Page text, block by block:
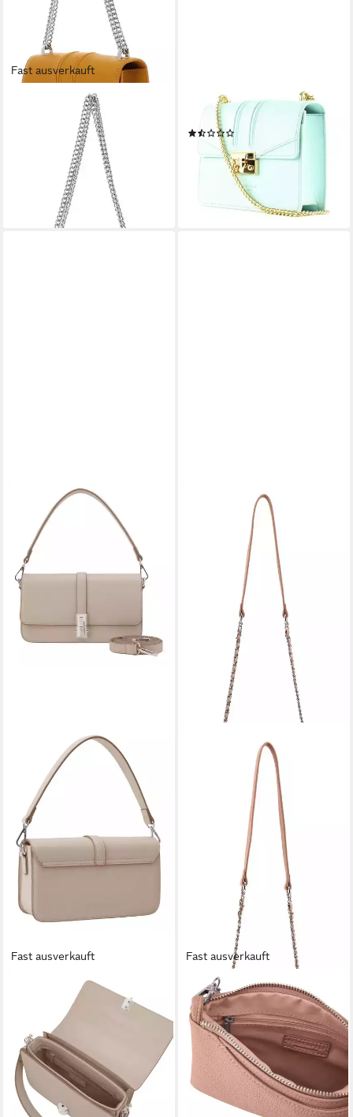
Fast ausverkauft
SEIDENFELT MANUFAKTUR
UVP79,90 €
lieferbar - in 2-3 Werktagen bei dir
SEIDENFELT MANUFAKTUR
Abendtasche
(2)
24,95 € UVP79,90 €
lieferbar - in 2-3 Werktagen bei dir
Fast ausverkauft
SEIDENFELT MANUFAKTUR
Umhängetasche Big
Crossbody Bag
45,85 € UVP
-49%
lieferbar - in 2-3 Werktagen bei dir
Fast ausverkauft
SEIDENFELT MANUFAKTUR
Umhängetasche Small
Crossbag With Chain
ab 39,92 €
UVP49,90 €
-20%
lieferbar - in 2-3 Werktagen bei dir